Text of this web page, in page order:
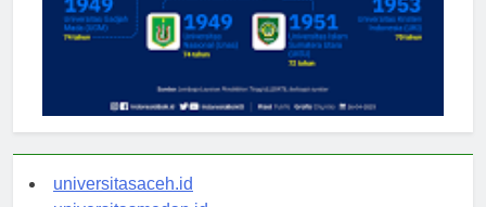
universitasaceh.id